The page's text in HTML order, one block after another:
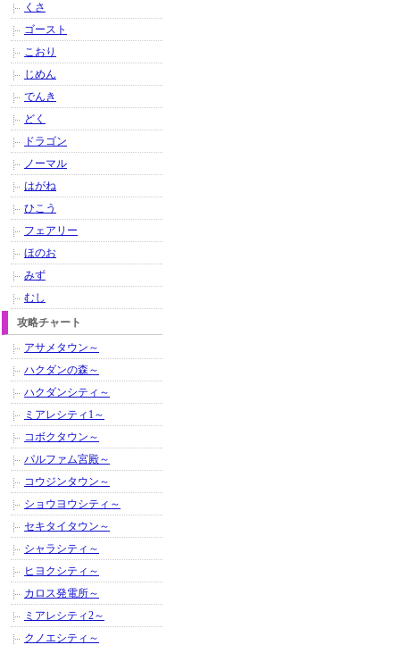
くさ
ゴースト
こおり
じめん
でんき
どく
ドラゴン
ノーマル
はがね
ひこう
フェアリー
ほのお
みず
むし
攻略チャート
アサメタウン～
ハクダンの森～
ハクダンシティ～
ミアレシティ1～
コボクタウン～
パルファム宮殿～
コウジンタウン～
ショウヨウシティ～
セキタイタウン～
シャラシティ～
ヒヨクシティ～
カロス発電所～
ミアレシティ2～
クノエシティ～